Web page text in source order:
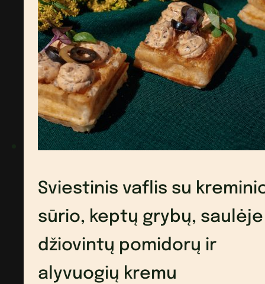
Sviestinis vaflis su
sūrio, keptų grybų, saulėje
džiovintų pomidorų ir
alyvuogių kremu